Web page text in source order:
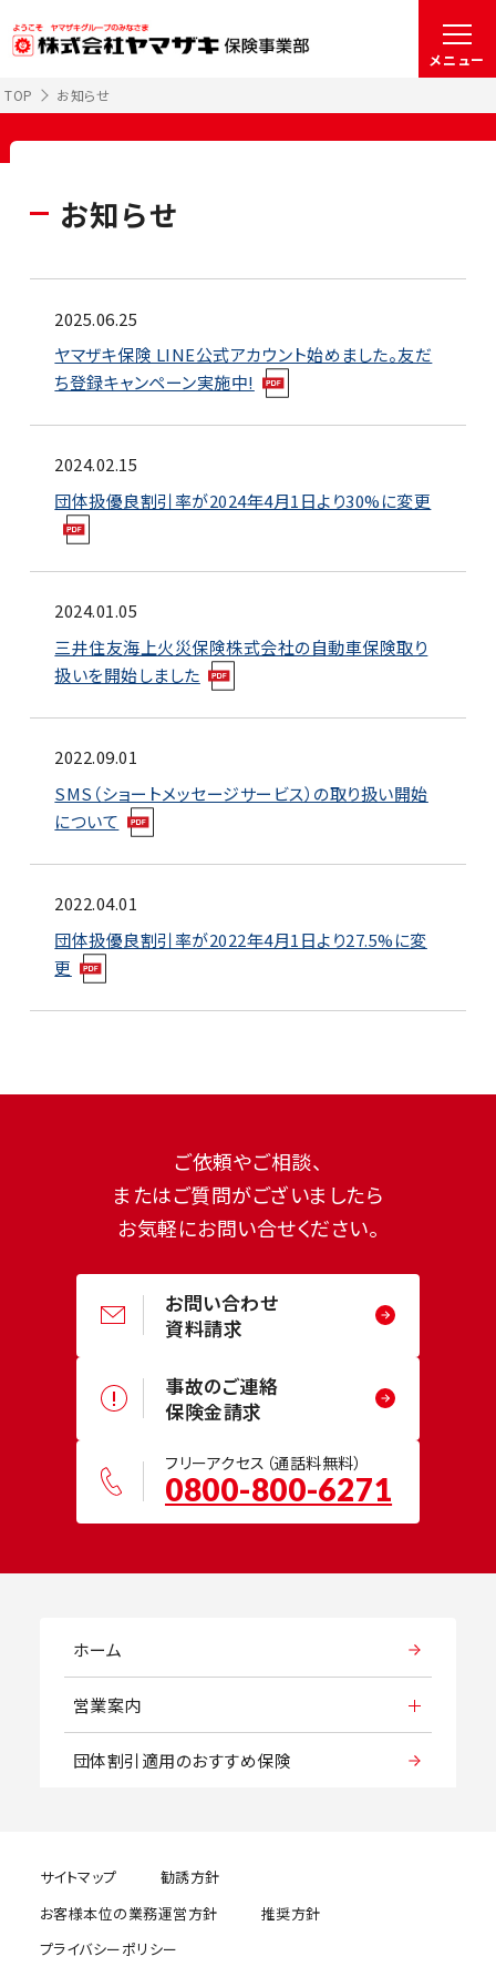
メニュー
TOP
お知らせ
お知らせ
2025.06.25
ヤマザキ保険 LINE公式アカウント始めました。友だ
ち登録キャンペーン実施中!
2024.02.15
団体扱優良割引率が2024年4月1日より30%に変更
2024.01.05
三井住友海上火災保険株式会社の自動車保険取り
扱いを開始しました
2022.09.01
SMS（ショートメッセージサービス）の取り扱い開始
について
2022.04.01
団体扱優良割引率が2022年4月1日より27.5%に変
更
ご依頼やご相談、
またはご質問がございましたら
お気軽にお問い合せください。
お問い合わせ
資料請求
事故のご連絡
保険金請求
フリーアクセス（通話料無料）
0800-800-6271
ホーム
営業案内
団体割引適用のおすすめ保険
サイトマップ
勧誘方針
お客様本位の業務運営方針
推奨方針
プライバシーポリシー